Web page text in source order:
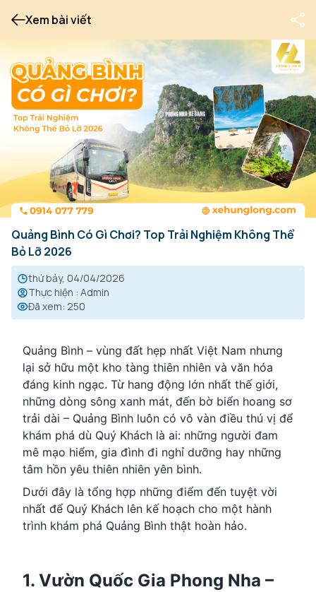
Xem bài viết
Quảng Bình Có Gì Chơi? Top Trải Nghiệm Không Thể
Bỏ Lỡ 2026
thứ bảy, 04/04/2026
Thực hiện : Admin
Đã xem: 250
Quảng Bình – vùng đất hẹp nhất Việt Nam nhưng
lại sở hữu một kho tàng thiên nhiên và văn hóa
đáng kinh ngạc. Từ hang động lớn nhất thế giới,
những dòng sông xanh mát, đến bờ biển hoang sơ
trải dài – Quảng Bình luôn có vô vàn điều thú vị để
khám phá dù Quý Khách là ai: những người đam
mê mạo hiểm, gia đình đi nghỉ dưỡng hay những
tâm hồn yêu thiên nhiên yên bình.
Dưới đây là tổng hợp những điểm đến tuyệt vời
nhất để Quý Khách lên kế hoạch cho một hành
trình khám phá Quảng Bình thật hoàn hảo.
1. Vườn Quốc Gia Phong Nha –